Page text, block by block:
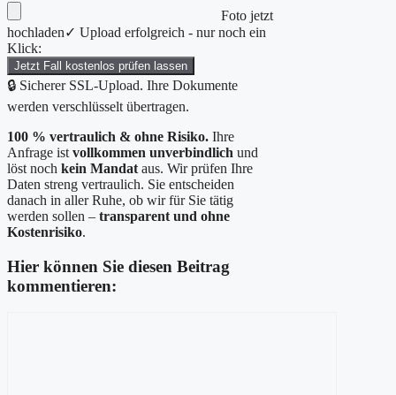
Foto jetzt
hochladen✓ Upload erfolgreich - nur noch ein
Klick:
Jetzt Fall kostenlos prüfen lassen
🔒 Sicherer SSL-Upload. Ihre Dokumente
werden verschlüsselt übertragen.
100 % vertraulich & ohne Risiko. Ihre
Anfrage ist vollkommen unverbindlich und
löst noch kein Mandat aus. Wir prüfen Ihre
Daten streng vertraulich. Sie entscheiden
danach in aller Ruhe, ob wir für Sie tätig
werden sollen – transparent und ohne
Kostenrisiko.
Hier können Sie diesen Beitrag
kommentieren: